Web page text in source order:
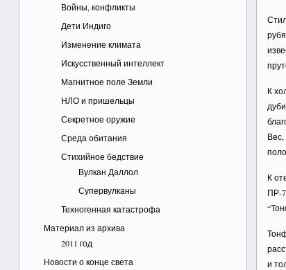
Войны, конфликты
Дети Индиго
Изменение климата
Искусственный интеллект
Магнитное поле Земли
НЛО и пришельцы
Секретное оружие
Среда обитания
Стихийное бедствие
Вулкан Даллол
Супервулканы
Техногенная катастрофа
Материал из архива
2011 год
Новости о конце света
К
К
ПР-
и